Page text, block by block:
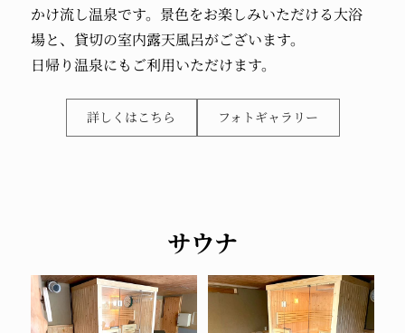
かけ流し温泉です。景色をお楽しみいただける大浴
場と、貸切の室内露天風呂がございます。
日帰り温泉にもご利用いただけます。
詳しくはこちら フォトギャラリー
サウナ